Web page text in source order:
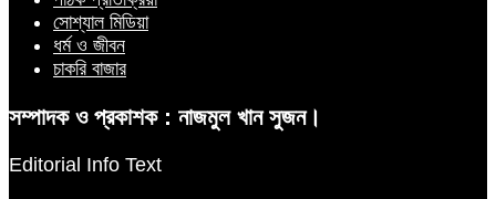
সোশ্যাল মিডিয়া
ধর্ম ও জীবন
চাকরি বাজার
সম্পাদক ও প্রকাশক : নাজমুল খান সুজন।
Editorial Info Text